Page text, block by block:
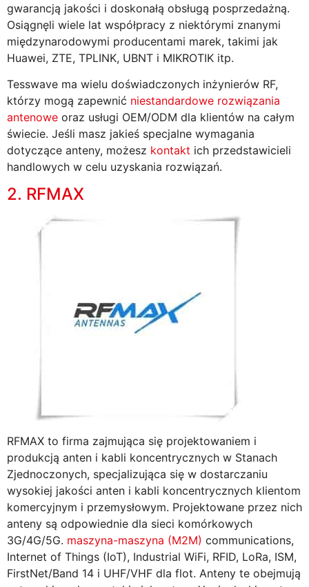
gwarancją jakości i doskonałą obsługą posprzedażną.
Osiągnęli wiele lat współpracy z niektórymi znanymi
międzynarodowymi producentami marek, takimi jak
Huawei, ZTE, TPLINK, UBNT i MIKROTIK itp.
Tesswave ma wielu doświadczonych inżynierów RF,
którzy mogą zapewnić niestandardowe rozwiązania
antenowe oraz usługi OEM/ODM dla klientów na całym
świecie. Jeśli masz jakieś specjalne wymagania
dotyczące anteny, możesz kontakt ich przedstawicieli
handlowych w celu uzyskania rozwiązań.
2. RFMAX
RFMAX to firma zajmująca się projektowaniem i
produkcją anten i kabli koncentrycznych w Stanach
Zjednoczonych, specjalizująca się w dostarczaniu
wysokiej jakości anten i kabli koncentrycznych klientom
komercyjnym i przemysłowym. Projektowane przez nich
anteny są odpowiednie dla sieci komórkowych
3G/4G/5G. maszyna-maszyna (M2M) communications,
Internet of Things (IoT), Industrial WiFi, RFID, LoRa, ISM,
FirstNet/Band 14 i UHF/VHF dla flot. Anteny te obejmują